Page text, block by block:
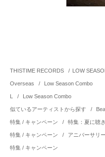
THISTIME RECORDS / LOW
Overseas / Low Season Combo
L / Low Season Combo
似ているアーティストから探す /
特集 / キャンペーン / 特集：夏に聴
特集 / キャンペーン / アニバーサリ
特集 / キャンペーン